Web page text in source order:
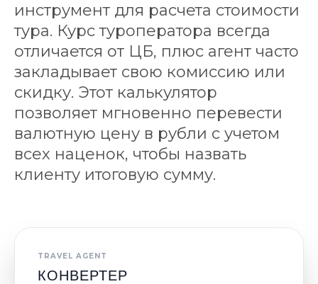
инструмент для расчета стоимости
тура. Курс туроператора всегда
отличается от ЦБ, плюс агент часто
закладывает свою комиссию или
скидку. Этот калькулятор
позволяет мгновенно перевести
валютную цену в рубли с учетом
всех наценок, чтобы назвать
клиенту итоговую сумму.
TRAVEL AGENT
КОНВЕРТЕР